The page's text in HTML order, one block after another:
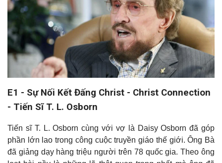
E1 - Sự Nối Kết Đấng Christ - Christ Connection
- Tiến Sĩ T. L. Osborn
Tiến sĩ T. L. Osborn cùng với vợ là Daisy Osborn đã góp
phần lớn lao trong công cuộc truyền giáo thế giới. Ông Bà
đã giảng dạy hàng triệu người trên 78 quốc gia. Theo ông